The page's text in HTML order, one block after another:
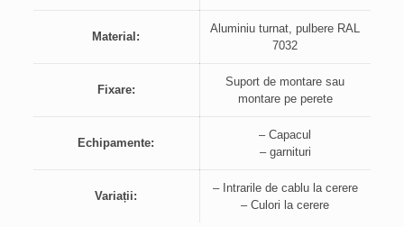
Material:
Aluminiu turnat, pulbere RAL
7032
Fixare:
Suport de montare sau
montare pe perete
Echipamente:
– Capacul
– garnituri
Variații:
– Intrarile de cablu la cerere
– Culori la cerere